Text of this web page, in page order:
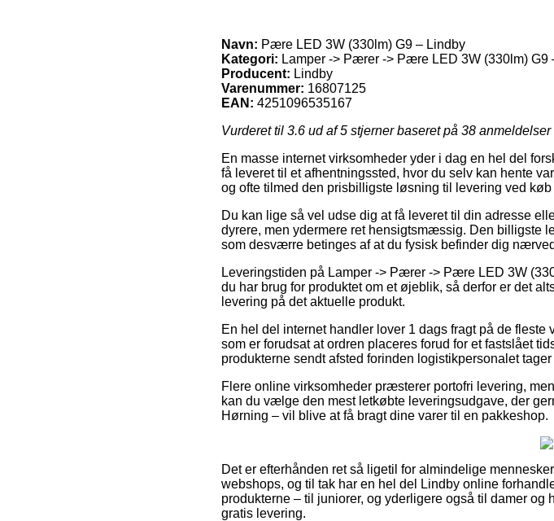
Navn: Pære LED 3W (330lm) G9 – Lindby
Kategori: Lamper -> Pærer -> Pære LED 3W (330lm) G9
Producent: Lindby
Varenummer: 16807125
EAN: 4251096535167
Vurderet til 3.6 ud af 5 stjerner baseret på 38 anmeldelser
En masse internet virksomheder yder i dag en hel del
få leveret til et afhentningssted, hvor du selv kan hente
og ofte tilmed den prisbilligste løsning til levering ved
Du kan lige så vel udse dig at få leveret til din adresse
dyrere, men ydermere ret hensigtsmæssig. Den billigste
som desværre betinges af at du fysisk befinder dig
Leveringstiden på Lamper -> Pærer -> Pære LED 3W
du har brug for produktet om et øjeblik, så derfor er det
levering på det aktuelle produkt.
En hel del internet handler lover 1 dags fragt på de
som er forudsat at ordren placeres forud for et fastslået
produkterne sendt afsted forinden logistikpersonalet tager
Flere online virksomheder præsterer portofri levering,
kan du vælge den mest letkøbte leveringsudgave, der
Hørning – vil blive at få bragt dine varer til en pakkeshop.
Det er efterhånden ret så ligetil for almindelige
webshops, og til tak har en hel del Lindby online
produkterne – til juniorer, og yderligere også til damer
gratis levering.